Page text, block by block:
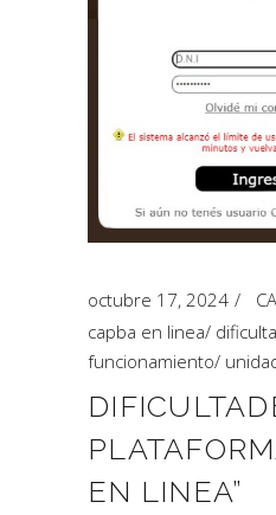
octubre 17, 2024
capba en linea/
funcionamiento/
EN LINEA”